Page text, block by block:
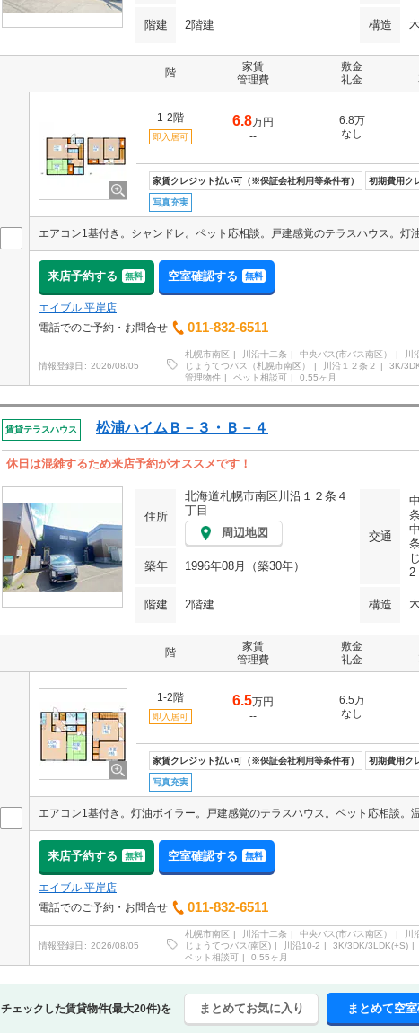
階建 2階建 構造
階
家賃
管理費
敷金
礼金
1-2階
即入居可
6.8万円
--
6.8万
なし
家賃クレジット払い可（※保証会社利用等条件有） 初期費用ク
写真充実
来店予約する 無料 空室確認する 無料
エイブル 平岸店
電話でのご予約・お問合せ
011-832-6511
情報登録日 2026/08/05
札幌市南区 川沿十二条 中央バス(市バス南区） 川
じょうてつバス（札幌市南区）
川沿１２条２ 3K/
管理物件
ペット相談可 0.55ヶ月
賃貸テラスハウス 松浦ハイムＢ－３・Ｂ－４
休日は混雑するため来店予約がオススメです！
住所
北海道札幌市南区川沿１２条４
丁目
周辺地図
交通
2
築年 1996年08月（築30年）
階建 2階建 構造
階
家賃
管理費
敷金
礼金
1-2階
即入居可
6.5万円
--
6.5万
なし
家賃クレジット払い可（※保証会社利用等条件有） 初期費用ク
写真充実
来店予約する 無料 空室確認する 無料
エイブル 平岸店
電話でのご予約・お問合せ
011-832-6511
情報登録日 2026/08/05
札幌市南区 川沿十二条 中央バス(市バス南区） 川
じょうてつバス(南区)
川沿10-2 3K/3DK/3LDK(+S)
ペット相談可
0.55ヶ月
チェックした賃貸物件(最大20件)を まとめてお気に入り まとめて空